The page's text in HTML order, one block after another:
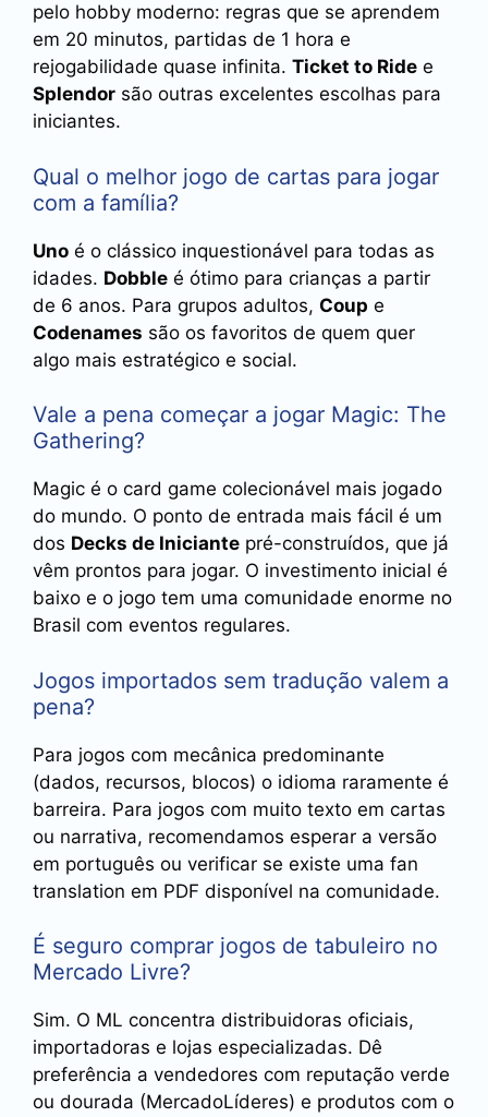
pelo hobby moderno: regras que se aprendem
em 20 minutos, partidas de 1 hora e
rejogabilidade quase infinita. Ticket to Ride e
Splendor são outras excelentes escolhas para
iniciantes.
Qual o melhor jogo de cartas para jogar
com a família?
Uno é o clássico inquestionável para todas as
idades. Dobble é ótimo para crianças a partir
de 6 anos. Para grupos adultos, Coup e
Codenames são os favoritos de quem quer
algo mais estratégico e social.
Vale a pena começar a jogar Magic: The
Gathering?
Magic é o card game colecionável mais jogado
do mundo. O ponto de entrada mais fácil é um
dos Decks de Iniciante pré-construídos, que já
vêm prontos para jogar. O investimento inicial é
baixo e o jogo tem uma comunidade enorme no
Brasil com eventos regulares.
Jogos importados sem tradução valem a
pena?
Para jogos com mecânica predominante
(dados, recursos, blocos) o idioma raramente é
barreira. Para jogos com muito texto em cartas
ou narrativa, recomendamos esperar a versão
em português ou verificar se existe uma fan
translation em PDF disponível na comunidade.
É seguro comprar jogos de tabuleiro no
Mercado Livre?
Sim. O ML concentra distribuidoras oficiais,
importadoras e lojas especializadas. Dê
preferência a vendedores com reputação verde
ou dourada (MercadoLíderes) e produtos com o